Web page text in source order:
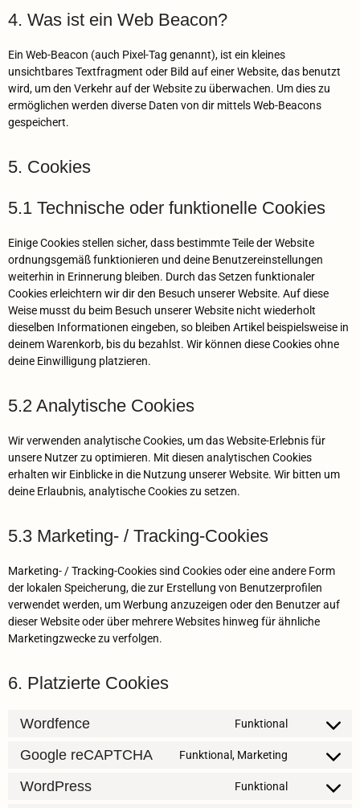
4. Was ist ein Web Beacon?
Ein Web-Beacon (auch Pixel-Tag genannt), ist ein kleines
unsichtbares Textfragment oder Bild auf einer Website, das benutzt
wird, um den Verkehr auf der Website zu überwachen. Um dies zu
ermöglichen werden diverse Daten von dir mittels Web-Beacons
gespeichert.
5. Cookies
5.1 Technische oder funktionelle Cookies
Einige Cookies stellen sicher, dass bestimmte Teile der Website
ordnungsgemäß funktionieren und deine Benutzereinstellungen
weiterhin in Erinnerung bleiben. Durch das Setzen funktionaler
Cookies erleichtern wir dir den Besuch unserer Website. Auf diese
Weise musst du beim Besuch unserer Website nicht wiederholt
dieselben Informationen eingeben, so bleiben Artikel beispielsweise in
deinem Warenkorb, bis du bezahlst. Wir können diese Cookies ohne
deine Einwilligung platzieren.
5.2 Analytische Cookies
Wir verwenden analytische Cookies, um das Website-Erlebnis für
unsere Nutzer zu optimieren. Mit diesen analytischen Cookies
erhalten wir Einblicke in die Nutzung unserer Website. Wir bitten um
deine Erlaubnis, analytische Cookies zu setzen.
5.3 Marketing- / Tracking-Cookies
Marketing- / Tracking-Cookies sind Cookies oder eine andere Form
der lokalen Speicherung, die zur Erstellung von Benutzerprofilen
verwendet werden, um Werbung anzuzeigen oder den Benutzer auf
dieser Website oder über mehrere Websites hinweg für ähnliche
Marketingzwecke zu verfolgen.
6. Platzierte Cookies
Wordfence Funktional
Google reCAPTCHA Funktional, Marketing
WordPress Funktional